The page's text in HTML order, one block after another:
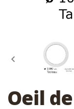

Oeil